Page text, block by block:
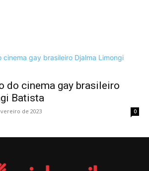
do cinema gay brasileiro
Batista
de 2023 0